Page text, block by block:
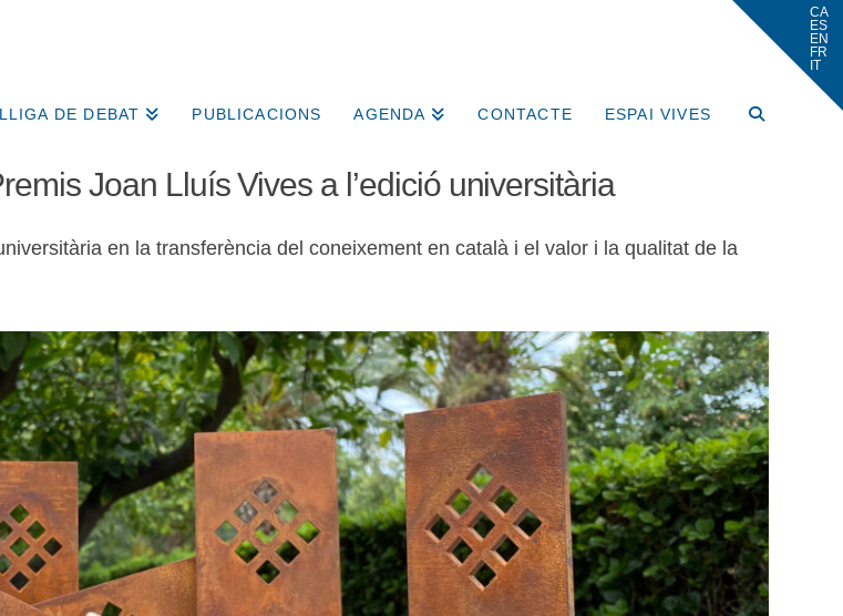
LLIGA DE DEBAT PUBLICACIONS AGENDA CONTACTE ESPAI VIVES
Joan Lluís Vives a l’edició universitària
en la transferència del coneixement en català i el valor i la qualitat de la